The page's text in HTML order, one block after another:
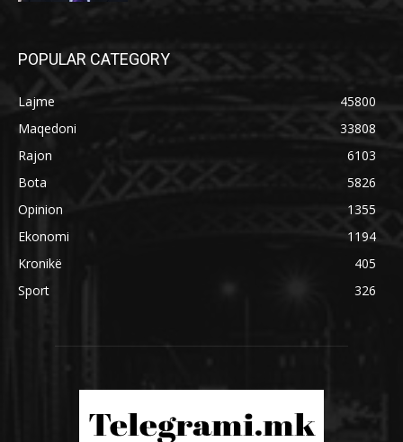
POPULAR CATEGORY
Lajme
45800
Maqedoni
33808
Rajon
6103
Bota
5826
Opinion
1355
Ekonomi
1194
Kronikë
405
Sport
326